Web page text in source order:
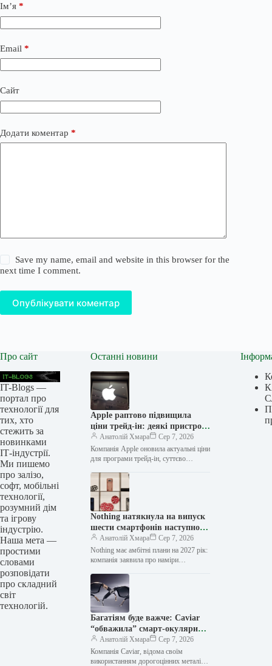
Ім’я *
Email *
Сайт
Додати коментар *
Save my name, email and website in this browser for the
next time I comment.
Опублікувати коментар
Про сайт
IT-Blogs —
портал про
технології для
тих, хто
стежить за
новинками
ІТ-індустрії.
Ми пишемо
про залізо,
софт, мобільні
технології,
розумний дім
та ігрову
індустрію.
Наша мета —
простими
словами
розповідати
про складний
світ
технологій.
Останні новини
Apple раптово підвищила
ціни трейд-ін: деякі пристрої
стали дорожчими майже на
30%
Анатолій Хмара
Сер 7, 2026
Компанія Apple оновила актуальні ціни
для програми трейд-ін, суттєво
своїх пристроїв. Деякі моделі тепер
оцінюються майже…
Nothing натякнула на випуск
шести смартфонів наступного
року — “вдвічі більше”, ніж
цьогоріч
Анатолій Хмара
Сер 7, 2026
Nothing має амбітні плани на 2027 рік:
компанія заявила про наміри
ніж у 2026 році, тобто…
Багатіям буде важче: Caviar
“обважила” смарт-окуляри
Ray-Ban золотом, сріблом та
шкірою крокодила
Анатолій Хмара
Сер 7, 2026
Компанія Caviar, відома своїм
використанням дорогоцінних металів у